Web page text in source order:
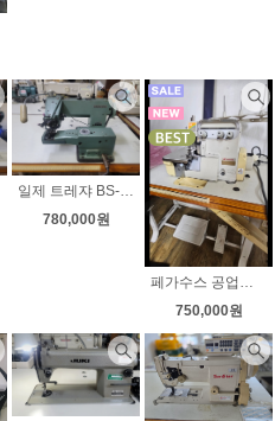
일제 트레쟈 BS-831 고급 스쿠이미싱 단뜨기미싱 무소음 속도조절 8윌 30일까지 초특가판매
780,000원
페가수스 공업용오버록 m800 무소음 속도조절 상태아주좋아요
750,000원